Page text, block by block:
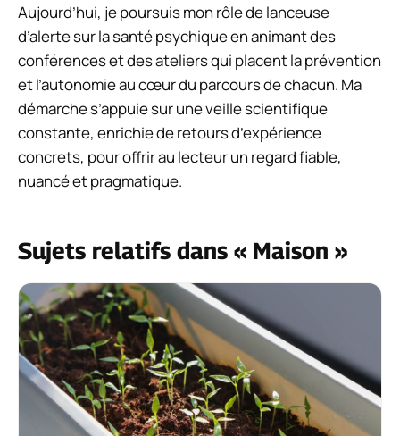
Aujourd’hui, je poursuis mon rôle de lanceuse
d’alerte sur la santé psychique en animant des
conférences et des ateliers qui placent la prévention
et l’autonomie au cœur du parcours de chacun. Ma
démarche s’appuie sur une veille scientifique
constante, enrichie de retours d’expérience
concrets, pour offrir au lecteur un regard fiable,
nuancé et pragmatique.
Sujets relatifs dans « Maison »